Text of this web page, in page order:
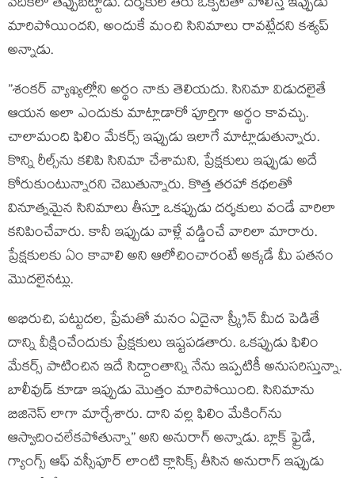
మారిపోయింద‌ని, అందుకే మంచి సినిమాలు రావ‌ట్లేద‌ని క‌శ్య‌ప్
అన్నాడు.
”శంక‌ర్ వ్యాఖ్య‌ల్లోని అర్థం నాకు తెలియ‌దు. సినిమా విడుద‌లైతే
ఆయ‌న అలా ఎందుకు మాట్లాడారో పూర్తిగా అర్థం కావ‌చ్చు.
చాలామంది ఫిలిం మేక‌ర్స్ ఇప్పుడు ఇలాగే మాట్లాడుతున్నారు.
కొన్ని రీల్స్‌ను క‌లిపి సినిమా చేశామ‌ని, ప్రేక్ష‌కులు ఇప్పుడు అదే
కోరుకుంటున్నార‌ని చెబుతున్నారు. కొత్త త‌ర‌హా క‌థ‌ల‌తో
వినూత్న‌మైన సినిమాలు తీస్తూ ఒక‌ప్పుడు ద‌ర్శ‌కులు వండే వారిలా
క‌నిపించేవారు. కానీ ఇప్పుడు వాళ్లే వ‌డ్డించే వారిలా మారారు.
ప్రేక్ష‌కులకు ఏం కావాలి అని ఆలోచించారంటే అక్క‌డే మీ ప‌త‌నం
మొదలైన‌ట్లు.
అభిరుచి, ప‌ట్టుద‌ల‌, ప్రేమ‌తో మ‌నం ఏదైనా స్క్రీన్ మీద పెడితే
దాన్ని వీక్షించేందుకు ప్రేక్ష‌కులు ఇష్ట‌ప‌డ‌తారు. ఒక‌ప్పుడు ఫిలిం
మేక‌ర్స్ పాటించిన ఇదే సిద్దాంతాన్ని నేను ఇప్ప‌టికీ అనుస‌రిస్తున్నా.
బాలీవుడ్ కూడా ఇప్పుడు మొత్తం మారిపోయింది. సినిమాను
బిజినెస్ లాగా మార్చేశారు. దాని వ‌ల్ల ఫిలిం మేకింగ్‌ను
ఆస్వాదించ‌లేక‌పోతున్నా” అని అనురాగ్ అన్నాడు. బ్లాక్ ఫ్రైడే,
గ్యాంగ్స్ ఆఫ్ వ‌స్సీపూర్ లాంటి క్లాసిక్స్ తీసిన అనురాగ్ ఇప్పుడు